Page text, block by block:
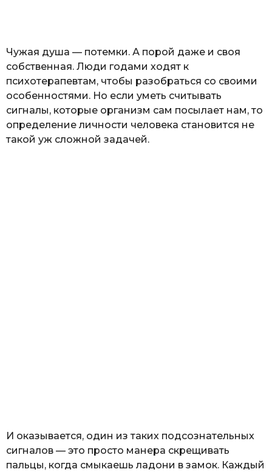
Чужая душа — потемки. А порой даже и своя
собственная. Люди годами ходят к
психотерапевтам, чтобы разобраться со своими
особенностями. Но если уметь считывать
сигналы, которые организм сам посылает нам, то
определение личности человека становится не
такой уж сложной задачей.
И оказывается, один из таких подсознательных
сигналов — это просто манера скрещивать
пальцы, когда смыкаешь ладони в замок. Каждый